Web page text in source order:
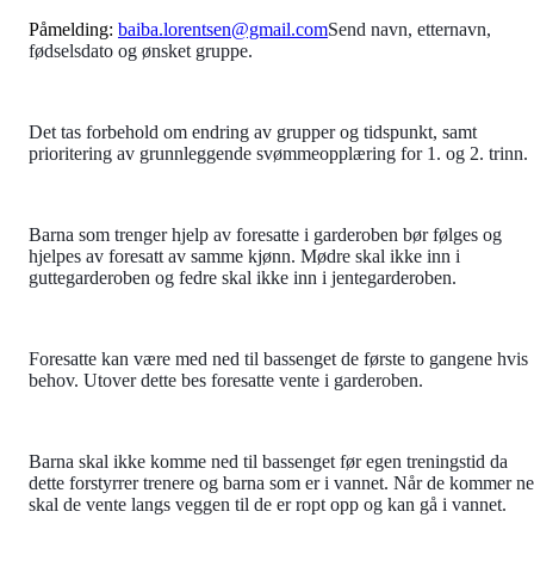
Påmelding: baiba.lorentsen@gmail.comSend navn, etternavn,
fødselsdato og ønsket gruppe.
Det tas forbehold om endring av grupper og tidspunkt, samt
prioritering av grunnleggende svømmeopplæring for 1. og 2. trinn.
Barna som trenger hjelp av foresatte i garderoben bør følges og
hjelpes av foresatt av samme kjønn. Mødre skal ikke inn i
guttegarderoben og fedre skal ikke inn i jentegarderoben.
Foresatte kan være med ned til bassenget de første to gangene hvis
behov. Utover dette bes foresatte vente i garderoben.
Barna skal ikke komme ned til bassenget før egen treningstid da
dette forstyrrer trenere og barna som er i vannet. Når de kommer
skal de vente langs veggen til de er ropt opp og kan gå i vannet.